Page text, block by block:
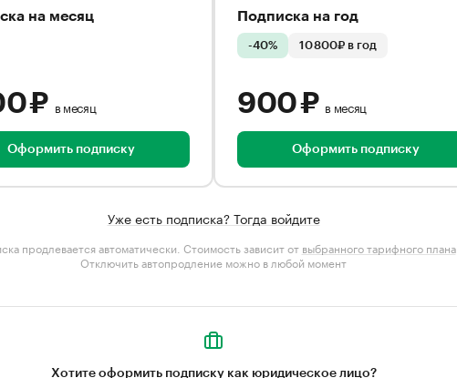
на месяц
₽ в месяц
Оформить подписку
Подписка на год
-40% 10 800₽ в год
900 ₽ в месяц
Оформить подписку
Уже есть подписка? Тогда войдите
продлевается автоматически. Стоимость зависит от выбранного тарифного плана.
Отключить автопродление можно в любой момент
Хотите оформить подписку как юридическое лицо?